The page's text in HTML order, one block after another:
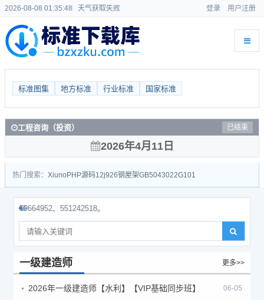
2026-08-08 01:35:49 天气获取失败 登录 用户注册
标准图集 地方标准 行业标准 国家标准
工程咨询（投资） 已结束
2026年4月11日
热门搜索： Xiuno PHP源码12j926钢屋架GB5043022G101
、551242518。
一级建造师 更多>>
2026年一级建造师【水利】【VIP基础同步班】 06-05